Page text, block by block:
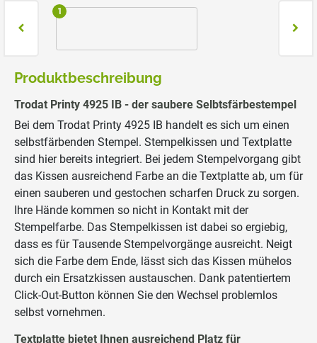
1
Produktbeschreibung
Trodat Printy 4925 IB - der saubere Selbtsfärbestempel
Bei dem Trodat Printy 4925 IB handelt es sich um einen
selbstfärbenden Stempel. Stempelkissen und Textplatte
sind hier bereits integriert. Bei jedem Stempelvorgang gibt
das Kissen ausreichend Farbe an die Textplatte ab, um für
einen sauberen und gestochen scharfen Druck zu sorgen.
Ihre Hände kommen so nicht in Kontakt mit der
Stempelfarbe. Das Stempelkissen ist dabei so ergiebig,
dass es für Tausende Stempelvorgänge ausreicht. Neigt
sich die Farbe dem Ende, lässt sich das Kissen mühelos
durch ein Ersatzkissen austauschen. Dank patentiertem
Click-Out-Button können Sie den Wechsel problemlos
selbst vornehmen.
Textplatte bietet Ihnen ausreichend Platz für